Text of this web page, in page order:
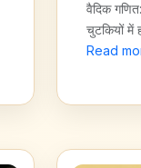
वैदिक
चुटकियों में
Read